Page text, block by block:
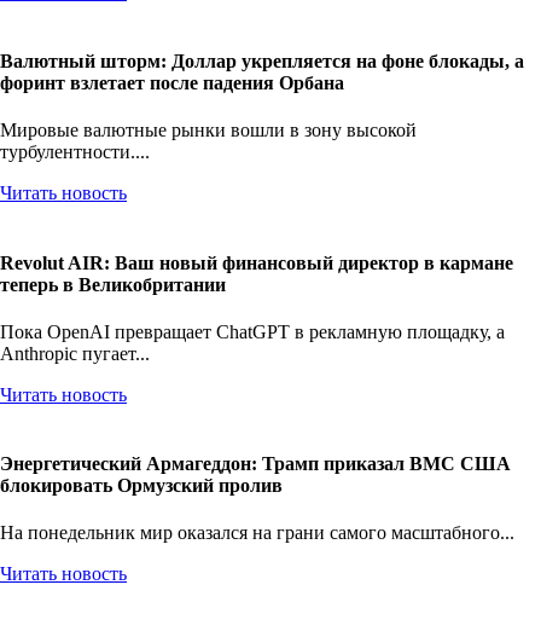
Валютный шторм: Доллар укрепляется на фоне блокады, а
форинт взлетает после падения Орбана
Мировые валютные рынки вошли в зону высокой
турбулентности....
Читать новость
Revolut AIR: Ваш новый финансовый директор в кармане
теперь в Великобритании
Пока OpenAI превращает ChatGPT в рекламную площадку, а
Anthropic пугает...
Читать новость
Энергетический Армагеддон: Трамп приказал ВМС США
блокировать Ормузский пролив
На понедельник мир оказался на грани самого масштабного...
Читать новость